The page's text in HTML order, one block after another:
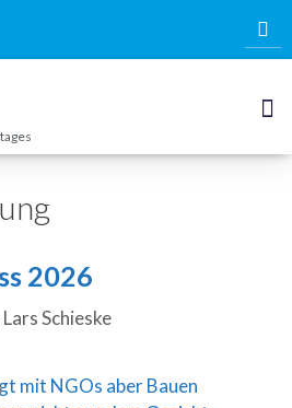
2026
Lars Schieske